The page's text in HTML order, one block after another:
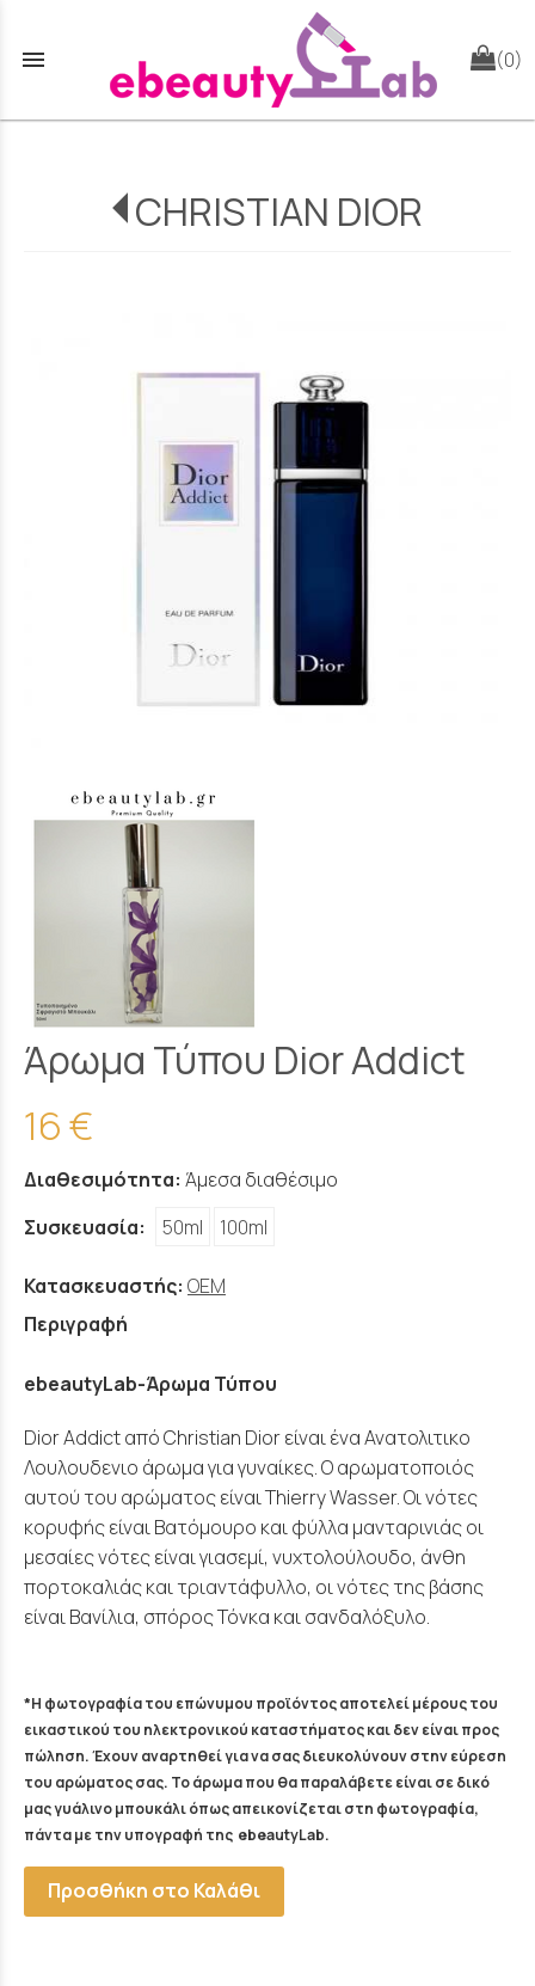
menu (0)
CHRISTIAN DIOR
Άρωμα Τύπου Dior Addict
16 €
Διαθεσιμότητα: Άμεσα διαθέσιμο
Συσκευασία:
50ml 100ml
Κατασκευαστής: OEM
Περιγραφή
ebeautyLab-Άρωμα Τύπου
Dior Addict από Christian Dior είναι ένα Ανατολιτικο
Λουλουδενιο άρωμα για γυναίκες. Ο αρωματοποιός
αυτού του αρώματος είναι Thierry Wasser. Οι νότες
κορυφής είναι Βατόμουρο και φύλλα μανταρινιάς οι
μεσαίες νότες είναι γιασεμί, νυχτολούλουδο, άνθη
πορτοκαλιάς και τριαντάφυλλο, οι νότες της βάσης
είναι Βανίλια, σπόρος Τόνκα και σανδαλόξυλο.
*Η φωτογραφία του επώνυμου προϊόντος αποτελεί μέρους του
εικαστικού του ηλεκτρονικού καταστήματος και δεν είναι προς
πώληση. Έχουν αναρτηθεί για να σας διευκολύνουν στην εύρεση
του αρώματος σας. Το άρωμα που θα παραλάβετε είναι σε δικό
μας γυάλινο μπουκάλι όπως απεικονίζεται στη φωτογραφία,
πάντα με την υπογραφή της ebeautyLab.
Προσθήκη στο Καλάθι